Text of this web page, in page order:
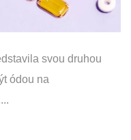
svou druhou
ódou na